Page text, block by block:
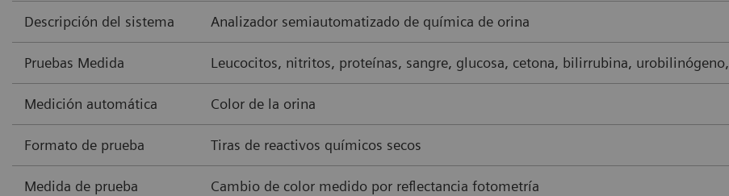
Descripción del sistema Analizador semiautomatizado de química de orina
Pruebas Medida Leucocitos, nitritos, proteínas, sangre, glucosa, cetona, bilirrubina,
Medición automática Color de la orina
Formato de prueba Tiras de reactivos químicos secos
Medida de prueba
Cambio de color medido por reflectancia fotometría